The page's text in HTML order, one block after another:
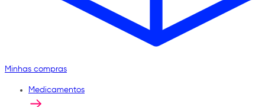
Minhas compras
Medicamentos